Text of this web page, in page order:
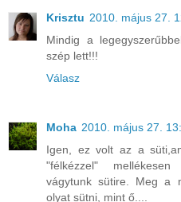
Krisztu 2010. május 27.
Mindig a
szép lett!!!
Válasz
Moha 2010. május 27.
Igen, ez volt az a
"félkézzel"
vágytunk sütire. Meg a
olyat sütni, mint ő....